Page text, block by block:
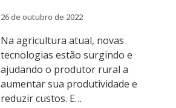
26 de outubro de 2022
Na agricultura atual, novas
tecnologias estão surgindo e
ajudando o produtor rural a
aumentar sua produtividade e
reduzir custos. E…